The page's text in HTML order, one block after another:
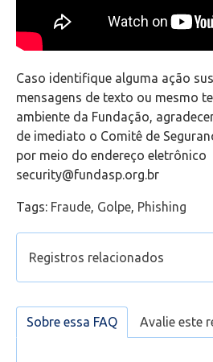
Office 365
Intercâmbio
Fluig
Feedz
Caso identifique alguma ação
mensagens de texto ou mesmo
ambiente da Fundação,
de imediato o Comitê de
por meio do endereço eletrônico
security@fundasp.org.br
Tags: Fraude, Golpe, Phishing
Registros relacionados
golpe/fraude/phishing
Como verificar se estou
Sobre essa FAQ Avalie este